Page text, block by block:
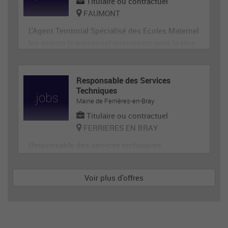
FAUMONT
L'Agent Territorial Spécialisé des Ecoles Maternel
ux et le matériel servant directement aux enfant
s. En tant que membre de la communauté éduca
tive, il p
Responsable des Services
Techniques
Mairie de Ferrières-en-Bray
Titulaire ou contractuel
FERRIERES EN BRAY
Voir plus d'offres